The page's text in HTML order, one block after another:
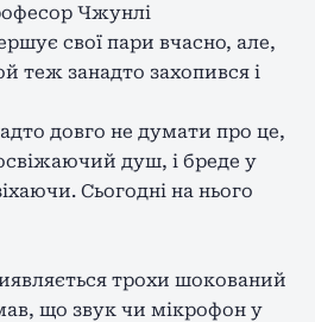
Чжунлі
свої пари вчасно, але,
теж занадто захопився і
довго не думати про це,
душ, і бреде у
Сьогодні на нього
трохи шокований
що звук чи мікрофон у